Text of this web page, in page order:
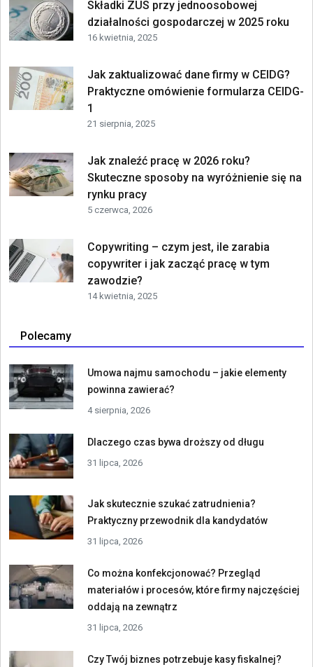
Składki ZUS przy jednoosobowej
działalności gospodarczej w 2025 roku
16 kwietnia, 2025
Jak zaktualizować dane firmy w CEIDG?
Praktyczne omówienie formularza CEIDG-
1
21 sierpnia, 2025
Jak znaleźć pracę w 2026 roku?
Skuteczne sposoby na wyróżnienie się na
rynku pracy
5 czerwca, 2026
Copywriting – czym jest, ile zarabia
copywriter i jak zacząć pracę w tym
zawodzie?
14 kwietnia, 2025
Polecamy
Umowa najmu samochodu – jakie elementy
powinna zawierać?
4 sierpnia, 2026
Dlaczego czas bywa droższy od długu
31 lipca, 2026
Jak skutecznie szukać zatrudnienia?
Praktyczny przewodnik dla kandydatów
31 lipca, 2026
Co można konfekcjonować? Przegląd
materiałów i procesów, które firmy najczęściej
oddają na zewnątrz
31 lipca, 2026
Czy Twój biznes potrzebuje kasy fiskalnej?